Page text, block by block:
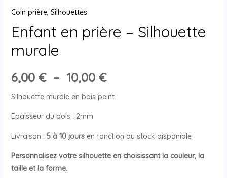
Coin prière, Silhouettes
Enfant en prière – Silhouette
murale
6,00 € – 10,00 €
Silhouette murale en bois peint.
Epaisseur du bois : 2mm
Livraison : 5 à 10 jours en fonction du stock disponible
Personnalisez votre silhouette en choisissant la couleur, la
taille et la forme.